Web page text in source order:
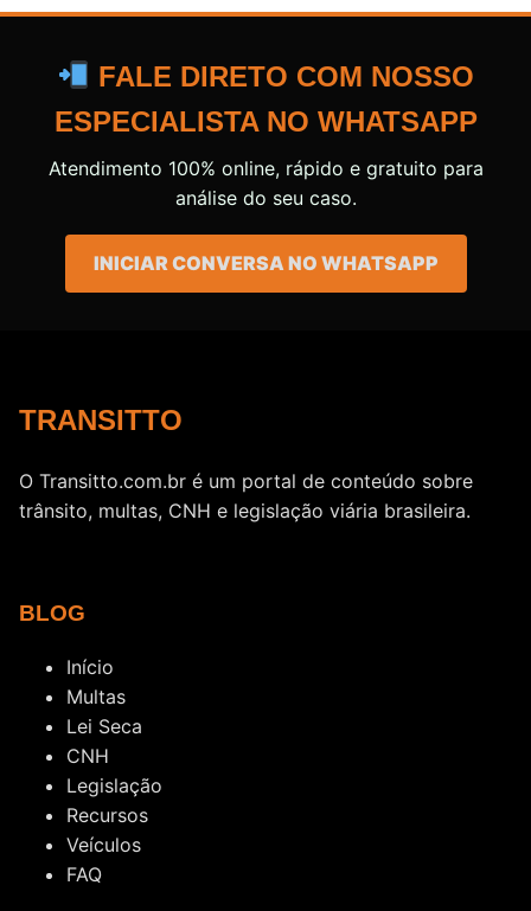
FALE DIRETO COM NOSSO
ESPECIALISTA NO WHATSAPP
Atendimento 100% online, rápido e gratuito para
análise do seu caso.
INICIAR CONVERSA NO WHATSAPP
TRANSITTO
O Transitto.com.br é um portal de conteúdo sobre
trânsito, multas, CNH e legislação viária brasileira.
BLOG
Início
Multas
Lei Seca
CNH
Legislação
Recursos
Veículos
FAQ